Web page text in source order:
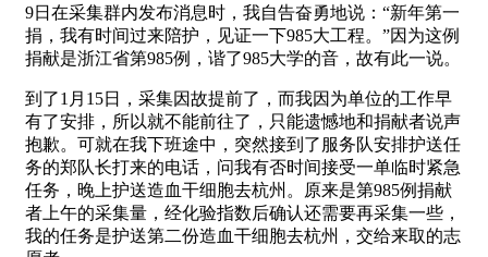
9日在采集群内发布消息时，我自告奋勇地说：“新年第一
捐，我有时间过来陪护，见证一下985大工程。”因为这例
捐献是浙江省第985例，谐了985大学的音，故有此一说。
到了1月15日，采集因故提前了，而我因为单位的工作早
有了安排，所以就不能前往了，只能遗憾地和捐献者说声
抱歉。可就在我下班途中，突然接到了服务队安排护送任
务的郑队长打来的电话，问我有否时间接受一单临时紧急
任务，晚上护送造血干细胞去杭州。原来是第985例捐献
者上午的采集量，经化验指数后确认还需要再采集一些，
我的任务是护送第二份造血干细胞去杭州，交给来取的志